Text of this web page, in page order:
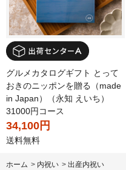
グルメカタログギフト とって
おきのニッポンを贈る（made
in Japan）（永知 えいち）
31000円コース
34,100円
送料無料
ホーム > 内祝い > 出産内祝い